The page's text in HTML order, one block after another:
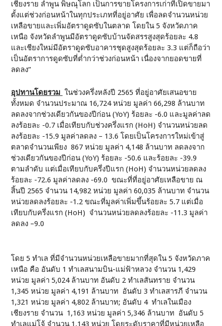
เชียงราย ลำพูน พิษณุโลก เป็นการขายโครงการเก่าที่เปิดขายมา
ตั้งแต่ช่วงก่อนหน้าในทุกประเภทที่อยู่อาศัย เพื่อลดจำนวนหน่วย
เหลือขายและเพิ่มอัตราดูดซับในตลาด โดยใน 5 จังหวัดภาค
เหนือ จังหวัดลำพูนมีอัตราดูดซับบ้านจัดสรรสูงสุดร้อยละ 4.8
และเชียงใหม่มีอัตราดูดซับอาคารชุดสูงสุดร้อยละ 3.3 แต่ก็ถือว่า
เป็นอัตราการดูดซับที่ต่ำกว่าช่วงก่อนหน้า เนื่องจากยอดขายที่
ลดลง”
อุปทานโดยรวม ในช่วงครึ่งหลังปี 2565 ที่อยู่อาศัยเสนอขาย
ทั้งหมด จำนวนประมาณ 16,724 หน่วย มูลค่า 66,298 ล้านบาท
ลดลงจากช่วงเดียวกันของปีก่อน (YoY) ร้อยละ -6.0 และมูลค่าลด
ลงร้อยละ -0.7 เมื่อเทียบกับช่วงครึ่งแรก (HoH) จำนวนหน่วยลด
ลงร้อยละ -15.9 มูลค่าลดลง – 13.6 โดยเป็นโครงการใหม่เข้าสู่
ตลาดจำนวนเพียง 867 หน่วย มูลค่า 4,148 ล้านบาท ลดลงจาก
ช่วงเดียวกันของปีก่อน (YoY) ร้อยละ -50.6 และร้อยละ -39.9
ตามลำดับ แต่เมื่อเทียบกับครึ่งปีแรก (HoH) จำนวนหน่วยลดลง
ร้อยละ -72.6 มูลค่าลดลง -69.0 ขณะที่ที่อยู่อาศัยเหลือขาย ณ
สิ้นปี 2565 จำนวน 14,982 หน่วย มูลค่า 60,035 ล้านบาท จำนวน
หน่วยลดลงร้อยละ -1.2 ขณะที่มูลค่าเพิ่มขึ้นร้อยละ 5.7 แต่เมื่อ
เทียบกับครึ่งแรก (HoH) จำนวนหน่วยลดลงร้อยละ -11.3 มูลค่า
ลดลง –9.0
โดย 5 ทำเล ที่มีจำนวนหน่วยเหลือขายมากที่สุดใน 5 จังหวัดภาค
เหนือ คือ อันดับ 1 ทำเลสนามบิน-แม่ฟ้าหลวง จำนวน 1,429
หน่วย มูลค่า 5,024 ล้านบาท อันดับ 2 ทำเลสันทราย จำนวน
1,345 หน่วย มูลค่า 4,191 ล้านบาท อันดับ 3 ทำเลสารภี จำนวน
1,321 หน่วย มูลค่า 4,802 ล้านบาท; อันดับ 4 ทำเลในเมือง
เชียงราย จำนวน 1,163 หน่วย มูลค่า 5,346 ล้านบาท อันดับ 5
ทำเลแม่โจ้ จำนวน 1,143 หน่วย โดยระดับราคาที่มีหน่วยเหลือ